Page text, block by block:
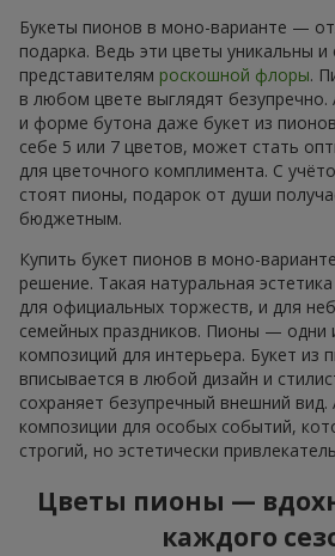
Букеты пионов в моно-варианте —
подарка. Ведь эти цветы уникальны и
представителям роскошной флоры.
в любом цвете выглядят безупречно.
и форме бутона даже букет из
себе 5 или 7 цветов, может стать
для цветочного комплимента. С
стоят пионы, подарок от души
бюджетным.
Купить букет пионов в моно-
решение. Такая натуральная
для официальных торжеств, и для
семейных праздников. Пионы — одни
композиций для интерьера. Букет из
вписывается в любой дизайн и
сохраняет безупречный внешний
композиции для особых событий,
строгий, но эстетически
Цветы пионы —
каждого